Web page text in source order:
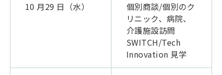
10 月29 日（水）
個別商談/個別のク
リニック、病院、
介護施設訪問
SWITCH/Tech
Innovation 見学